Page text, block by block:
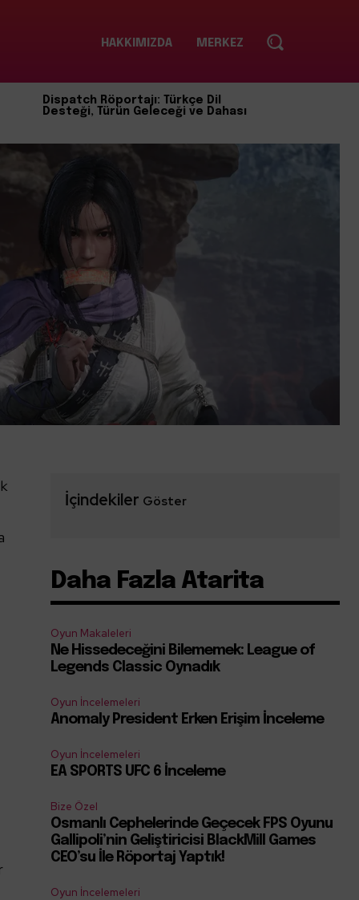
HAKKIMIZDA MERKEZ
Dispatch Röportajı: Türkçe Dil
Desteği, Türün Geleceği ve Dahası
İçindekiler Göster
Daha Fazla Atarita
Oyun Makaleleri
Ne Hissedeceğini Bilememek: League of
Legends Classic Oynadık
Oyun İncelemeleri
Anomaly President Erken Erişim İnceleme
Oyun İncelemeleri
EA SPORTS UFC 6 İnceleme
Bize Özel
Osmanlı Cephelerinde Geçecek FPS Oyunu
Gallipoli’nin Geliştiricisi BlackMill Games
CEO’su İle Röportaj Yaptık!
Oyun İncelemeleri